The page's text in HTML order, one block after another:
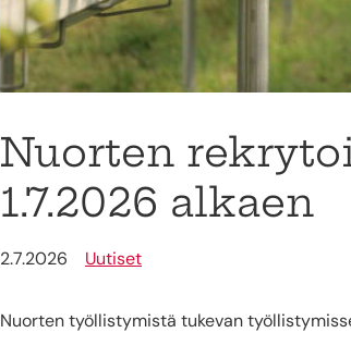
Nuorten
1.7.2026 alkaen
2.7.2026 Uutiset
Nuorten työllistymistä tukevan